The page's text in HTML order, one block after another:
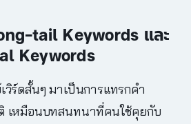
tail Keywords และ
Keywords
วิร์ดสั้นๆ มาเป็นการแทรกคำ
เหมือนบทสนทนาที่คนใช้คุยกับ